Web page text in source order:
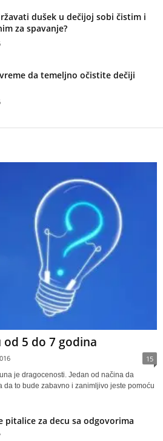
dušek u dečijoj sobi čistim i
za spavanje?
da temeljno očistite dečiji
od 5 do 7 godina
15
je dragocenosti. Jedan od načina da
da to bude zabavno i zanimljivo jeste pomoću
pitalice za decu sa odgovorima